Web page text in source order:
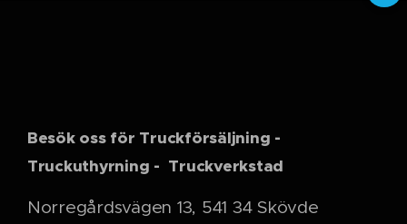
Besök oss för Truckförsäljning -
Truckuthyrning - Truckverkstad
Norregårdsvägen 13, 541 34 Skövde